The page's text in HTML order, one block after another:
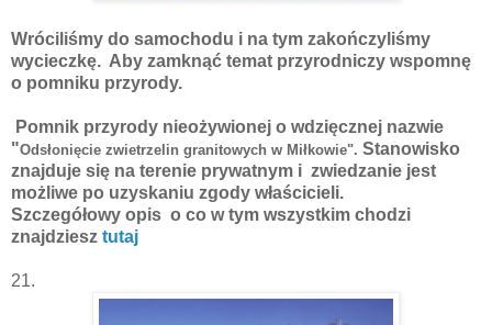
Wróciliśmy do samochodu i na tym zakończyliśmy
wycieczkę. Aby zamknąć temat przyrodniczy wspomnę
o pomniku przyrody.
Pomnik przyrody nieożywionej o wdzięcznej nazwie
"Odsłonięcie zwietrzelin granitowych w Miłkowie". Stanowisko
znajduje się na terenie prywatnym i zwiedzanie jest
możliwe po uzyskaniu zgody właścicieli.
Szczegółowy opis o co w tym wszystkim chodzi
znajdziesz tutaj
21.